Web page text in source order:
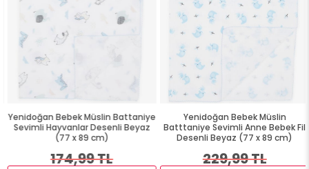
Yenidoğan Bebek Müslin Battaniye
Sevimli Hayvanlar Desenli Beyaz
(77 x 89 cm)
174,99 TL
Yenidoğan Bebek Müslin
Batttaniye Sevimli Anne Bebek Fil
Desenli Beyaz (77 x 89 cm)
229,99 TL